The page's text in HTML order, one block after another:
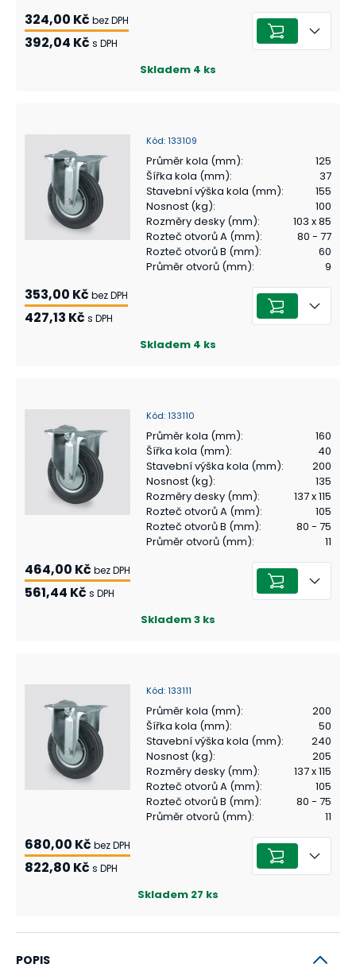
324,00 Kč bez DPH
392,04 Kč s DPH
Skladem 4 ks
Kód:133109
Průměr kola (mm):
125
Šířka kola (mm):
37
Stavební výška kola (mm):
155
Nosnost (kg):
100
Rozměry desky (mm):
103 x 85
Rozteč otvorů A (mm):
80 - 77
Rozteč otvorů B (mm):
60
Průměr otvorů (mm): 9
353,00 Kč bez DPH
427,13 Kč s DPH
Skladem 4 ks
Kód:133110
Průměr kola (mm):
160
Šířka kola (mm):
40
Stavební výška kola (mm):
200
Nosnost (kg):
135
Rozměry desky (mm):
137 x 115
Rozteč otvorů A (mm):
105
Rozteč otvorů B (mm):
80 - 75
Průměr otvorů (mm): 11
464,00 Kč bez DPH
561,44 Kč s DPH
Skladem3 ks
Kód:133111
Průměr kola (mm):
200
Šířka kola (mm):
50
Stavební výška kola (mm):
240
Nosnost (kg):
205
Rozměry desky (mm):
137 x 115
Rozteč otvorů A (mm):
105
Rozteč otvorů B (mm):
80 - 75
Průměr otvorů (mm): 11
680,00 Kč bez DPH
822,80 Kč s DPH
Skladem 27 ks
POPIS